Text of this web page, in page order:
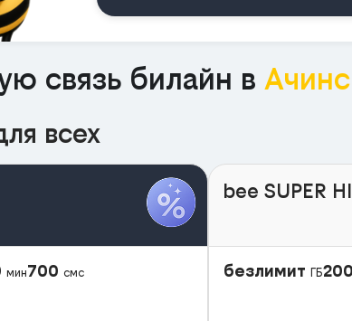
связь билайн в
всех
мин700 смс
bee SUPER
безлимит ГБ